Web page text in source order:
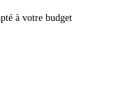
à votre budget